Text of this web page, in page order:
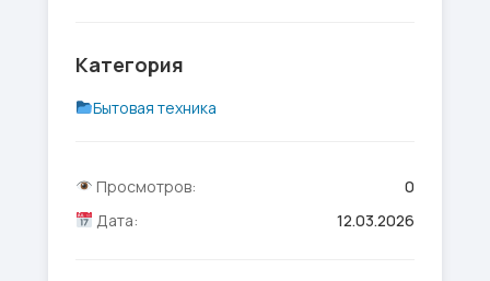
Категория
Бытовая техника
Просмотров:
0
Дата:
12.03.2026